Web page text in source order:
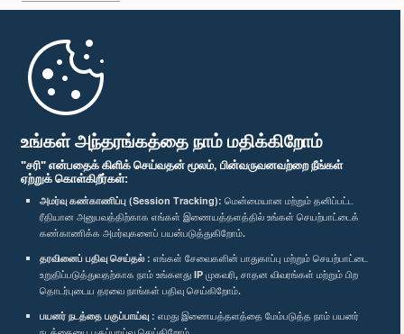
உங்கள் அந்தரங்கத்தை நாம் மதிக்கிறோம்
"சரி" என்பதைக் கிளிக் செய்வதன் மூலம், பின்வருவனவற்றை நீங்கள்
ஏற்றுக் கொள்கிறீர்கள்:
அமர்வு கண்காணிப்பு (Session Tracking): மென்மையான மற்றும் தனிப்பட்ட
ரீதியான அனுபவத்திற்காக எங்கள் இணையத்தளத்தில் உங்கள் செயற்பாட்டைக்
கண்காணிக்க அமர்வுகளைப் பயன்படுத்துகிறோம்.
தரவினைப் பதிவு செய்தல் : எங்கள் சேவைகளின் பாதுகாப்பு மற்றும் செயற்பாட்டை
உறுதிப்படுத்துவதற்காக நாம் உங்களது IP முகவரி, சாதன விவரங்கள் மற்றும் பிற
தொடர்புடைய தரவை நாங்கள் பதிவு செய்கிறோம்.
பயனர் நடத்தை பகுப்பாய்வு : எமது இணையத்தளத்தை மேம்படுத்த நாம் பயனர்
முதற்பக்கம்
பாராளுமன்ற கையடக்க செயலி
எம்மை பின்தொடர்க :
விருதுகள்
தனியுரிமைக் கொள்கை